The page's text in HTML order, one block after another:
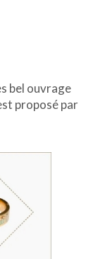
bel ouvrage
proposé par